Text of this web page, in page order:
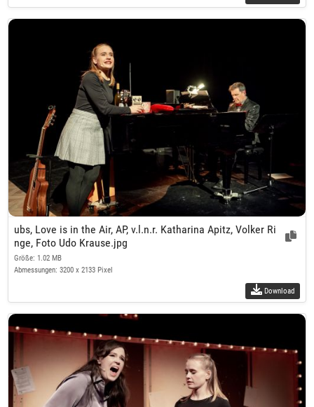
ubs, Love is in the Air, AP, v.l.n.r. Katharina Apitz, Volker Ri
nge, Foto Udo Krause.jpg
Größe: 1.02 MB
Abmessungen: 3200 x 2133 Pixel
Download